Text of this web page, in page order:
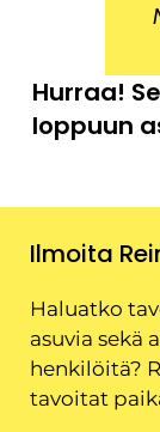
Hurraa!
loppuun
Ilmoita
Haluatko
asuvia sekä
henkilöitä?
tavoitat